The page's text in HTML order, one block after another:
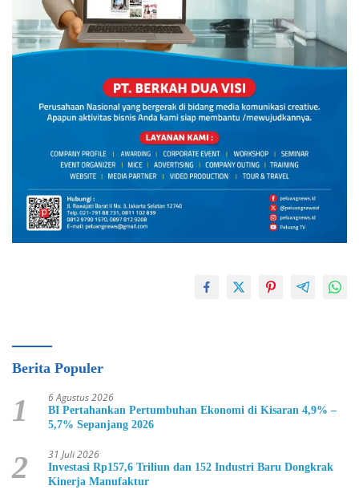
Berita Populer
1 6 Agustus 2026
BI Pertahankan Pertumbuhan Ekonomi di Kisaran 4,9% –
5,7% Sepanjang 2026
2 31 Juli 2026
Investasi Rp157,6 Triliun dan 152 Industri Baru Dongkrak
Kinerja Manufaktur